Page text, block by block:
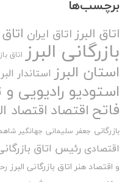
برچسب‌ها
اتاق البرزاتاق ایران
بازرگانی البرز اتاق
استان البرز استاندار
استودیو رادیویی و
فاتح اقتصاد اقتصاد
بازرگانی جعفر سلیمانی جهانگیر
اقتصادی رئیس اتاق
و اقتصاد هنر اتاق بازرگانی البرز